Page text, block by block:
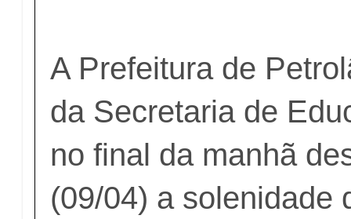
A Prefeitura de
da Secretaria de
no final da manhã
(09/04) a solenidade